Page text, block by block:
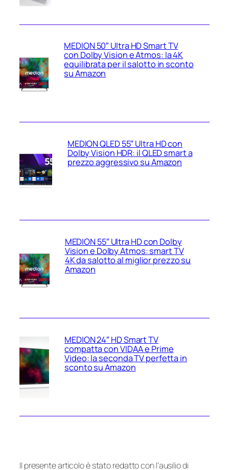
MEDION 50″ Ultra HD Smart TV
con Dolby Vision e Atmos: la 4K
equilibrata per il salotto in sconto
su Amazon
MEDION QLED 55″ Ultra HD con
Dolby Vision HDR: il QLED smart a
prezzo aggressivo su Amazon
MEDION 55″ Ultra HD con Dolby
Vision e Dolby Atmos: smart TV
4K da salotto al miglior prezzo su
Amazon
MEDION 24″ HD Smart TV
compatta con VIDAA e Prime
Video: la seconda TV perfetta in
sconto su Amazon
Il presente articolo è stato redatto con l’ausilio di